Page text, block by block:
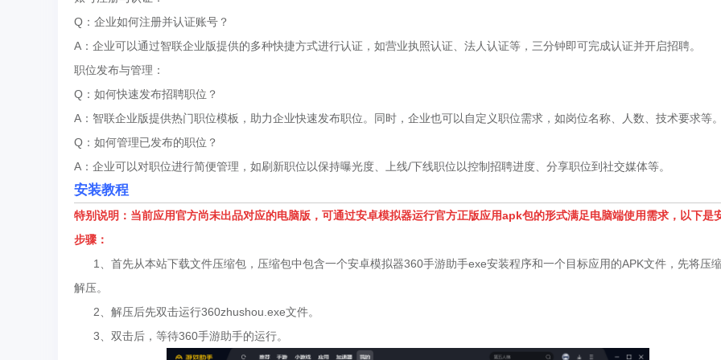
Q：企业如何注册并认证账号？
A：企业可以通过智联企业版提供的多种快捷方式进行认证，如营业执照认证、法人认证等，三分钟即可完成认证并开启招聘。
职位发布与管理：
Q：如何快速发布招聘职位？
A：智联企业版提供热门职位模板，助力企业快速发布职位。同时，企业也可以自定义职位需求，如岗位名称、人数、技术要求等。
Q：如何管理已发布的职位？
A：企业可以对职位进行简便管理，如刷新职位以保持曝光度、上线/下线职位以控制招聘进度、分享职位到社交媒体等。
安装教程
特别说明：当前应用官方尚未出品对应的电脑版，可通过安卓模拟器运行官方正版应用apk包的形式满足电脑端使用需求，以下是
步骤：
1、首先从本站下载文件压缩包，压缩包中包含一个安卓模拟器360手游助手exe安装程序和一个目标应用的APK文件，先将压
解压。
2、解压后先双击运行360zhushou.exe文件。
3、双击后，等待360手游助手的运行。